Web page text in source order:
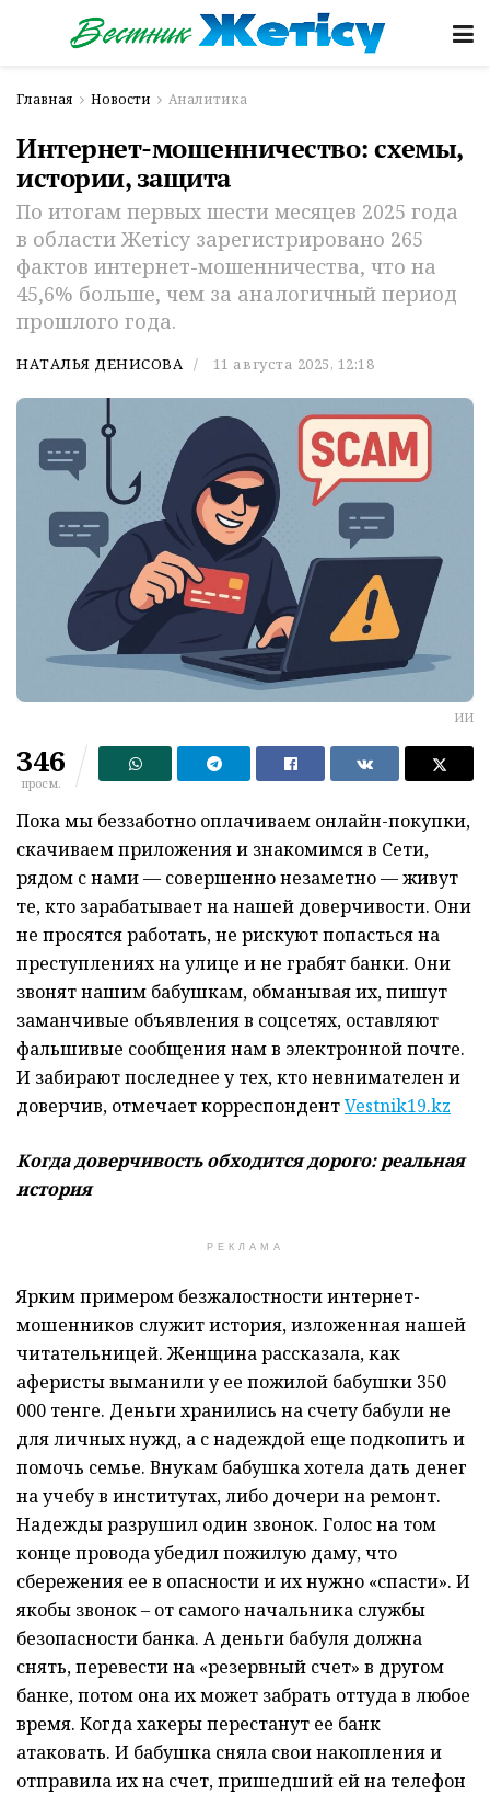
Главная Новости Аналитика
Интернет-мошенничество: схемы,
истории, защита
По итогам первых шести месяцев 2025 года
в области Жетiсу зарегистрировано 265
фактов интернет-мошенничества, что на
45,6% больше, чем за аналогичный период
прошлого года.
НАТАЛЬЯ ДЕНИСОВА 11 августа 2025, 12:18
ИИ
346
просм.
Пока мы беззаботно оплачиваем онлайн-покупки,
скачиваем приложения и знакомимся в Сети,
рядом с нами — совершенно незаметно — живут
те, кто зарабатывает на нашей доверчивости. Они
не просятся работать, не рискуют попасться на
преступлениях на улице и не грабят банки. Они
звонят нашим бабушкам, обманывая их, пишут
заманчивые объявления в соцсетях, оставляют
фальшивые сообщения нам в электронной почте.
И забирают последнее у тех, кто невнимателен и
доверчив, отмечает корреспондентVestnik19.kz
Когда доверчивость обходится дорого: реальная
история
РЕКЛАМА
Ярким примером безжалостности интернет-
мошенников служит история, изложенная нашей
читательницей. Женщина рассказала, как
аферисты выманили у ее пожилой бабушки 350
000 тенге. Деньги хранились на счету бабули не
для личных нужд, а с надеждой еще подкопить и
помочь семье. Внукам бабушка хотела дать денег
на учебу в институтах, либо дочери на ремонт.
Надежды разрушил один звонок. Голос на том
конце провода убедил пожилую даму, что
сбережения ее в опасности и их нужно «спасти». И
якобы звонок – от самого начальника службы
безопасности банка. А деньги бабуля должна
снять, перевести на «резервный счет» в другом
банке, потом она их может забрать оттуда в любое
время. Когда хакеры перестанут ее банк
атаковать. И бабушка сняла свои накопления и
отправила их на счет, пришедший ей на телефон